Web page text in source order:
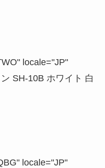
locale="JP"
SH-10B ホワイト 白
locale="JP"